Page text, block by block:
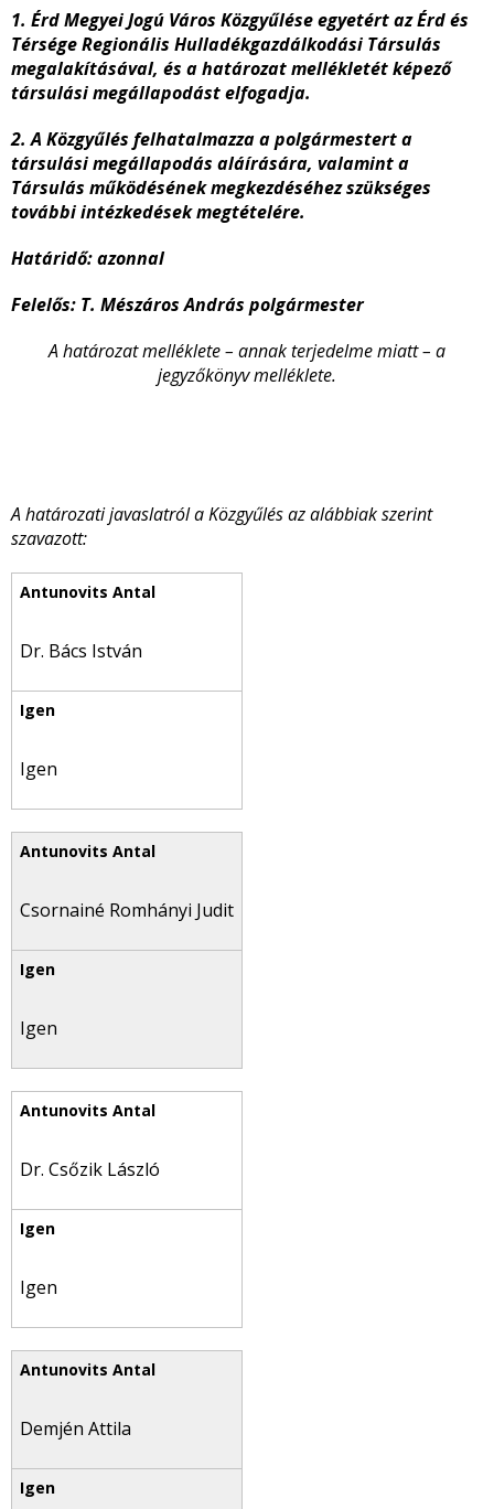
1. Érd Megyei Jogú Város Közgyűlése egyetért azÉrd és
Térsége Regionális Hulladékgazdálkodási Társulás
megalakításával, és a határozat mellékletét képező
társulási megállapodást elfogadja.
2. A Közgyűlés felhatalmazza a polgármestert a
társulási megállapodás aláírására, valamint a
Társulás működésének megkezdéséhez szükséges
további intézkedések megtételére.
Határidő: azonnal
Felelős: T. Mészáros András polgármester
A határozat melléklete – annak terjedelme miatt – a
jegyzőkönyv melléklete.
A határozati javaslatról a Közgyűlés az alábbiak szerint
szavazott:
Dr. Bács István
Igen
Csornainé Romhányi Judit
Igen
Dr. Csőzik László
Igen
Demjén Attila